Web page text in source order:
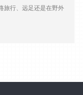
旅行、远足还是在野外